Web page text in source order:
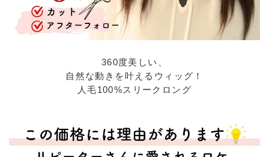
360度美しい、
自然な動きを叶えるウィッグ！
人毛100%スリークロング